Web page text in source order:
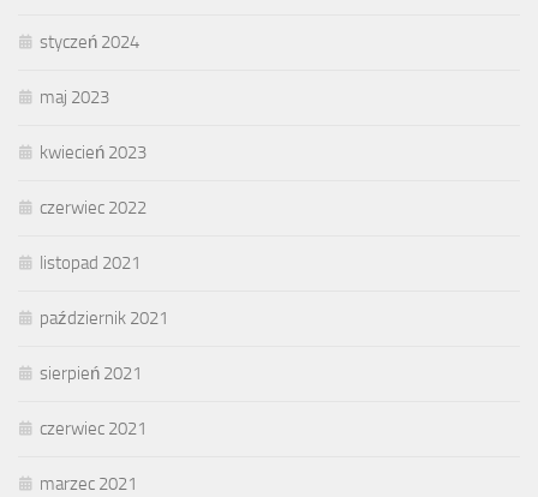
styczeń 2024
maj 2023
kwiecień 2023
czerwiec 2022
listopad 2021
październik 2021
sierpień 2021
czerwiec 2021
marzec 2021